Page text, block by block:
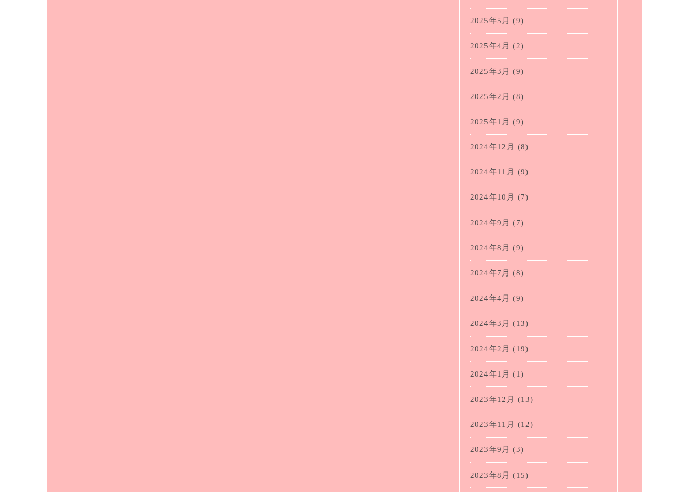
2025年5月 (9)
2025年4月 (2)
2025年3月 (9)
2025年2月 (8)
2025年1月 (9)
2024年12月 (8)
2024年11月 (9)
2024年10月 (7)
2024年9月 (7)
2024年8月 (9)
2024年7月 (8)
2024年4月 (9)
2024年3月 (13)
2024年2月 (19)
2024年1月 (1)
2023年12月 (13)
2023年11月 (12)
2023年9月 (3)
2023年8月 (15)